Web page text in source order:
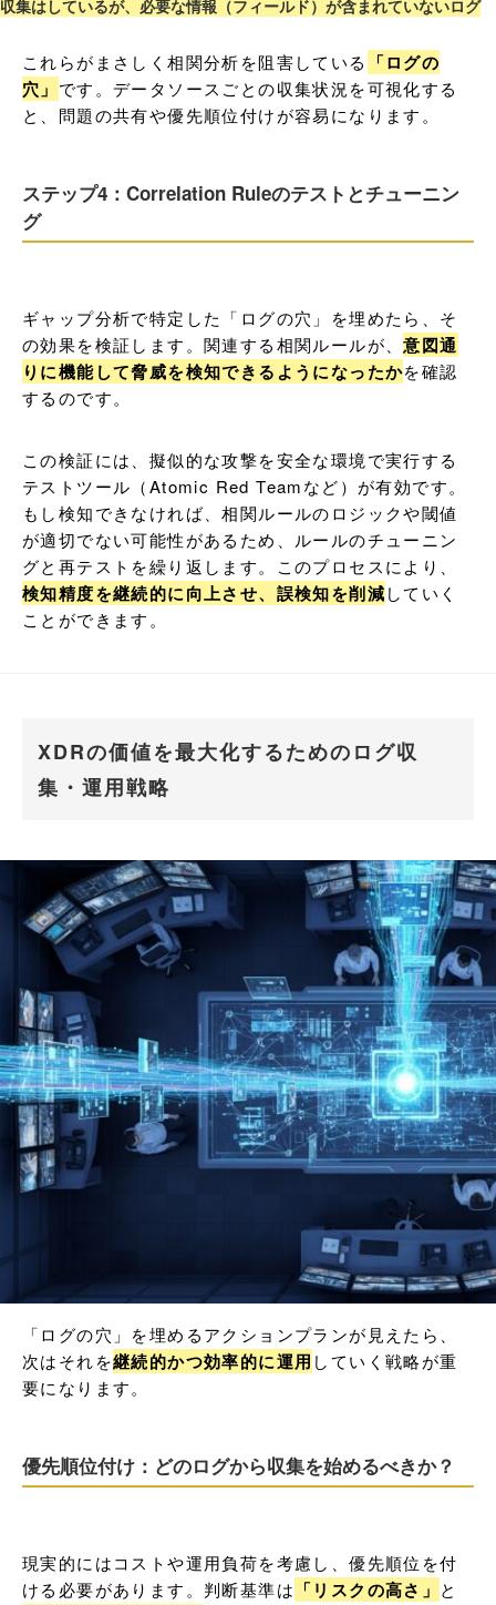
収集はしているが、必要な情報（フィールド）が含まれていないログ
これらがまさしく相関分析を阻害している
「ログの
穴」 です。データソースごとの収集状況を可視化する
と、問題の共有や優先順位付けが容易になります。
ステップ4：Correlation Ruleのテストとチューニン
グ
ギャップ分析で特定した「ログの穴」を埋めたら、そ
の効果を検証します。関連する相関ルールが、意図通
りに機能して脅威を検知できるようになったかを確認
するのです。
この検証には、擬似的な攻撃を安全な環境で実行する
テストツール（Atomic Red Teamなど）が有効です。
もし検知できなければ、相関ルールのロジックや閾値
が適切でない可能性があるため、ルールのチューニン
グと再テストを繰り返します。このプロセスにより、
検知精度を継続的に向上させ、誤検知を削減していく
ことができます。
XDRの価値を最大化するためのログ収
集・運用戦略
「ログの穴」を埋めるアクションプランが見えたら、
次はそれを継続的かつ効率的に運用 していく戦略が重
要になります。
優先順位付け：どのログから収集を始めるべきか？
現実的にはコストや運用負荷を考慮し、優先順位を付
ける必要があります。判断基準は 「リスクの高さ」 と